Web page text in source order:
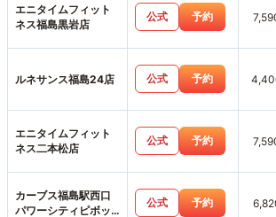
エニタイムフィット
ネス福島黒岩店
公式 予約
ルネサンス福島24店 公式 予約
エニタイムフィット
ネス二本松店
公式 予約
カーブス福島駅西口
パワーシティピボッ
公式 予約